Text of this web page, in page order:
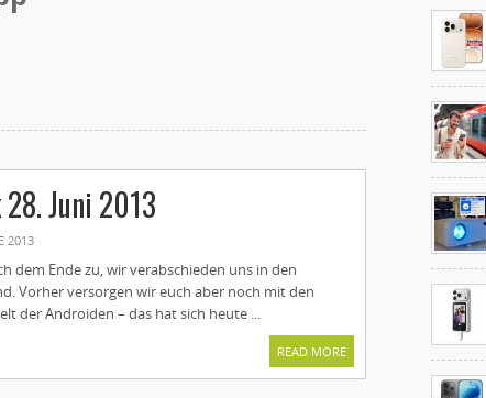
Juni 2013
2013
dem Ende zu, wir verabschieden uns in den
Vorher versorgen wir euch aber noch mit den
der Androiden – das hat sich heute ...
READ MORE